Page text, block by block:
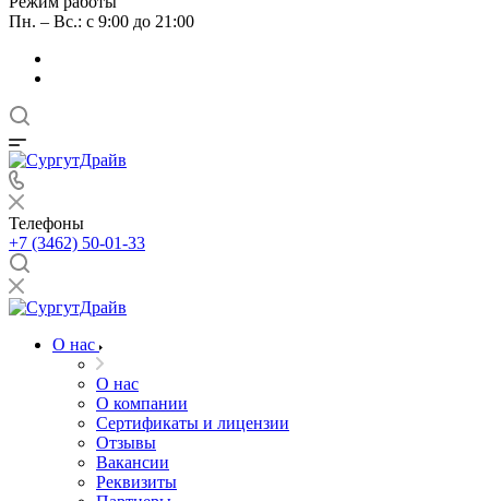
Пн. – Вс.: с 9:00 до 21:00
Телефоны
+7 (3462) 50-01-33
О нас
О нас
О компании
Сертификаты и лицензии
Отзывы
Вакансии
Реквизиты